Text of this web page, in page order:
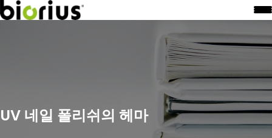
UV 네일 폴리쉬의 헤마